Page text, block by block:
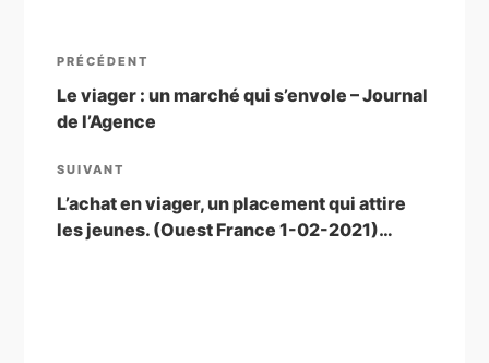
Navigation
de
l’article
Article
précédent
PRÉCÉDENT
Le viager : un marché qui s’envole – Journal
de l’Agence
Article
suivant
SUIVANT
L’achat en viager, un placement qui attire
les jeunes. (Ouest France 1-02-2021)…